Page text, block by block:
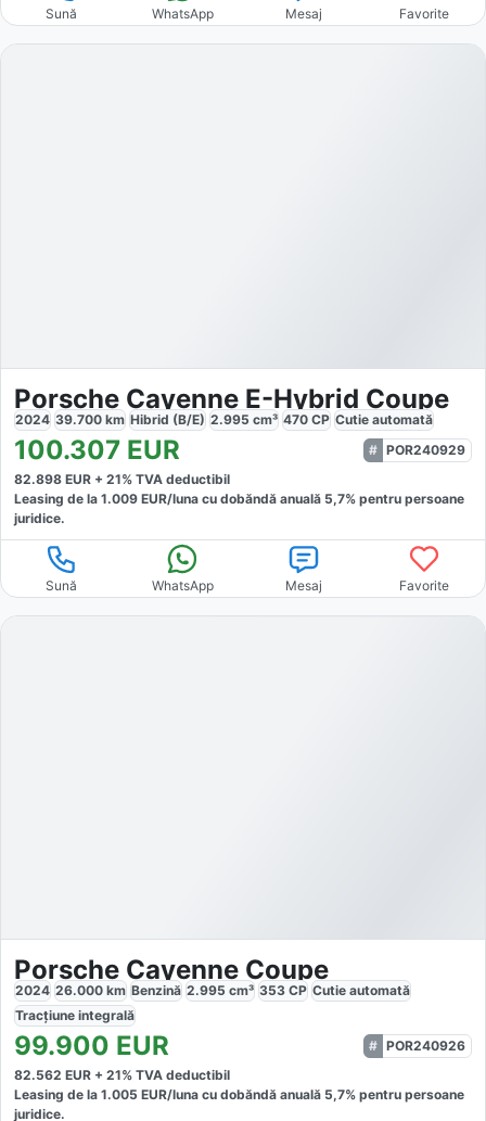
Sună WhatsApp Mesaj Favorite
Porsche Cayenne E-Hybrid Coupe
2024 39.700 km Hibrid (B/E) 2.995 cm³ 470 CP Cutie automată
100.307 EUR
POR240929
82.898 EUR + 21% TVA deductibil
Leasing de la 1.009 EUR/luna cu dobăndă anuală 5,7% pentru persoane
juridice.
Sună WhatsApp Mesaj Favorite
Porsche Cayenne Coupe
2024 26.000 km Benzină 2.995 cm³ 353 CP Cutie automată
Tracțiune integrală
99.900 EUR
POR240926
82.562 EUR + 21% TVA deductibil
Leasing de la 1.005 EUR/luna cu dobăndă anuală 5,7% pentru persoane
juridice.